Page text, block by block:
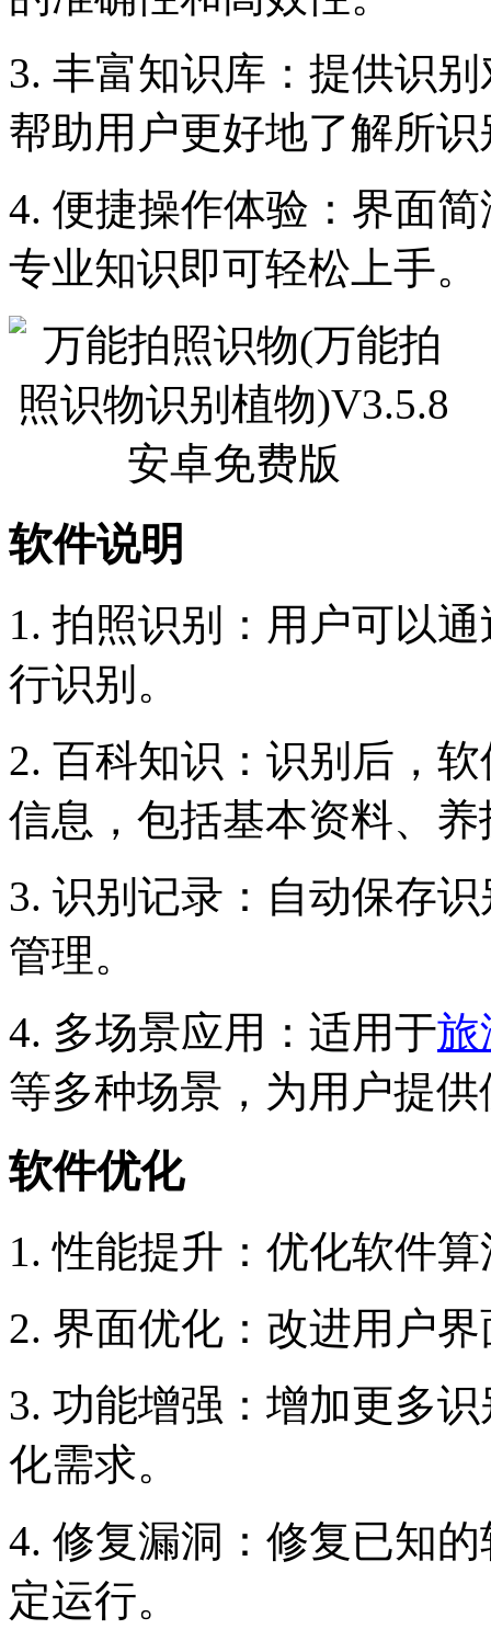
3. 丰富知识库：提供识
帮助用户更好地了解所
4. 便捷操作体验：界面
专业知识即可轻松上手。
软件说明
1. 拍照识别：用户可以
行识别。
2. 百科知识：识别后，
信息，包括基本资料、
3. 识别记录：自动保存
管理。
4. 多场景应用：适用于旅
等多种场景，为用户提
软件优化
1. 性能提升：优化软件
2. 界面优化：改进用户
3. 功能增强：增加更多
化需求。
4. 修复漏洞：修复已知
定运行。